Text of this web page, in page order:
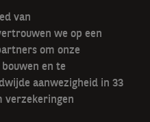
van
we op een
om onze
en te
aanwezigheid in 33
verzekeringen